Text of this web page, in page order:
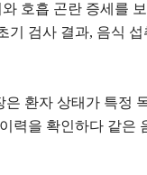
와 호흡 곤란 증세를
기 검사 결과, 음식
은 환자 상태가 특정
력을 확인하다 같은